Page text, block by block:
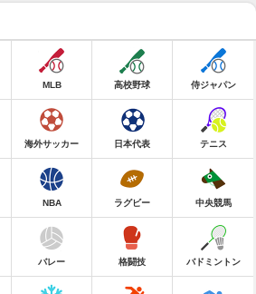
MLB 高校野球 侍ジャパン
海外サッカー 日本代表 テニス
NBA ラグビー 中央競馬
バレー 格闘技 バドミントン